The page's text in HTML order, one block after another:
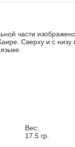
части
Сверху и с низу
Вес:
17.5 гр.